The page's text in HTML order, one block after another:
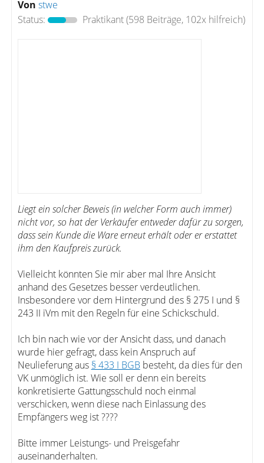
Von stwe
Status:
Praktikant(598 Beiträge, 102x hilfreich)
Liegt ein solcher Beweis (in welcher Form auch immer)
nicht vor, so hat der Verkäufer entweder dafür zu sorgen,
dass sein Kunde die Ware erneut erhält oder er erstattet
ihm den Kaufpreis zurück.
Vielleicht könnten Sie mir aber mal Ihre Ansicht
anhand des Gesetzes besser verdeutlichen.
Insbesondere vor dem Hintergrund des § 275 I und §
243 II iVm mit den Regeln für eine Schickschuld.
Ich bin nach wie vor der Ansicht dass, und danach
wurde hier gefragt, dass kein Anspruch auf
Neulieferung aus § 433 I BGBbesteht, da dies für den
VK unmöglich ist. Wie soll er denn ein bereits
konkretisierte Gattungsschuld noch einmal
verschicken, wenn diese nach Einlassung des
Empfängers weg ist ????
Bitte immer Leistungs- und Preisgefahr
auseinanderhalten.